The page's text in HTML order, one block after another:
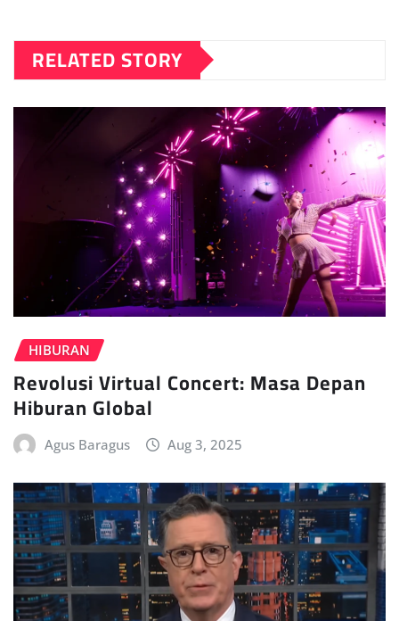
RELATED STORY
HIBURAN
Revolusi Virtual Concert: Masa Depan
Hiburan Global
Agus Baragus Aug 3, 2025